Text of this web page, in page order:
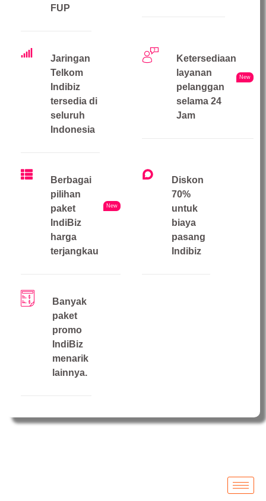
FUP
Jaringan
Telkom
Indibiz
tersedia di
seluruh
Indonesia
Ketersediaan
layanan
pelanggan
selama 24
Jam
New
Berbagai
pilihan
paket
IndiBiz
harga
terjangkau
New
Diskon
70%
untuk
biaya
pasang
Indibiz
Banyak
paket
promo
IndiBiz
menarik
lainnya.